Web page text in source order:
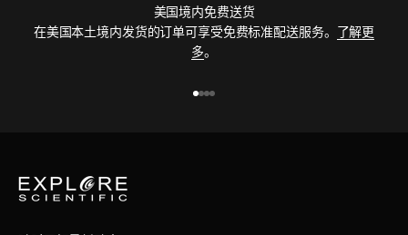
美国境内免费送货
在美国本土境内发货的订单可享受免费标准配送服务。 了解更
多。